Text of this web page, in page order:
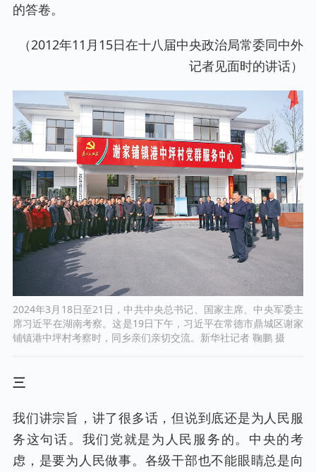
的答卷。
（2012年11月15日在十八届中央政治局常委同中外
记者见面时的讲话）
2024年3月18日至21日，中共中央总书记、国家主席、中央军委主
席习近平在湖南考察。这是19日下午，习近平在常德市鼎城区谢家
铺镇港中坪村考察时，同乡亲们亲切交流。新华社记者 鞠鹏 摄
三
我们讲宗旨，讲了很多话，但说到底还是为人民服
务这句话。我们党就是为人民服务的。中央的考
虑，是要为人民做事。各级干部也不能眼睛总是向